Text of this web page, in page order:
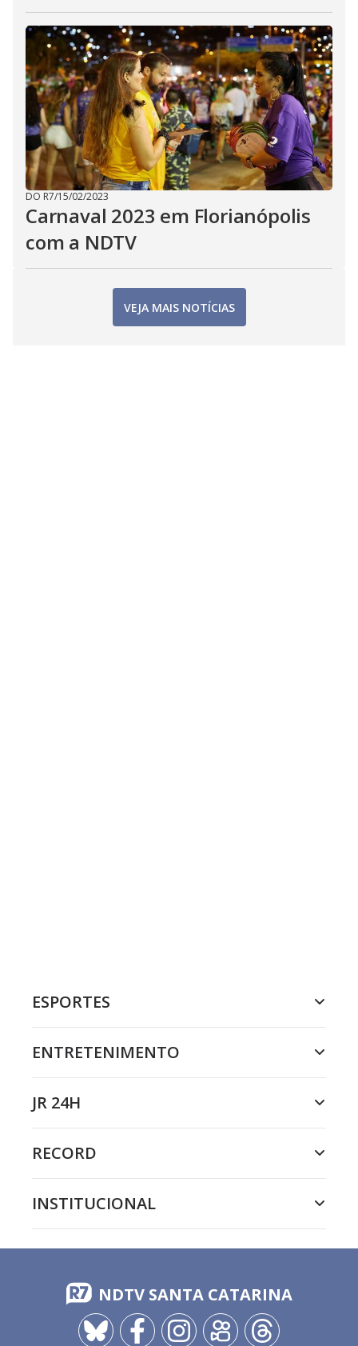
DO R7/15/02/2023
Carnaval 2023 em Florianópolis
com a NDTV
VEJA MAIS NOTÍCIAS
ESPORTES
ENTRETENIMENTO
JR 24H
RECORD
INSTITUCIONAL
NDTV SANTA CATARINA